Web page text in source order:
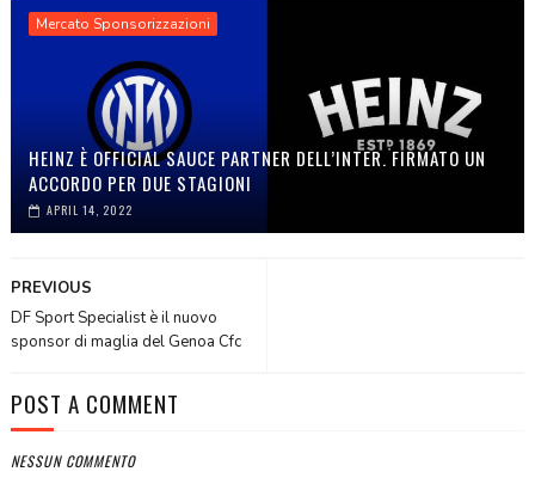
Mercato Sponsorizzazioni
HEINZ È OFFICIAL SAUCE PARTNER DELL’INTER. FIRMATO UN
ACCORDO PER DUE STAGIONI
APRIL 14, 2022
PREVIOUS
DF Sport Specialist è il nuovo
sponsor di maglia del Genoa Cfc
POST A COMMENT
NESSUN COMMENTO